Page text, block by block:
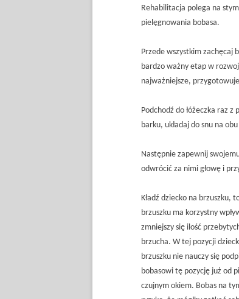
Rehabilitacja polega na
pielęgnowania bobasa.
Przede wszystkim zachęcaj
bardzo ważny etap w
najważniejsze,
Podchodź do łóżeczka raz
barku, układaj do snu na
Następnie zapewnij
odwrócić za nimi głowę i
Kładź dziecko na brzuszku,
brzuszku ma korzystny
zmniejszy się ilość
brzucha. W tej pozycji
brzuszku nie nauczy się
bobasowi tę pozycję już od
czujnym okiem. Bobas na